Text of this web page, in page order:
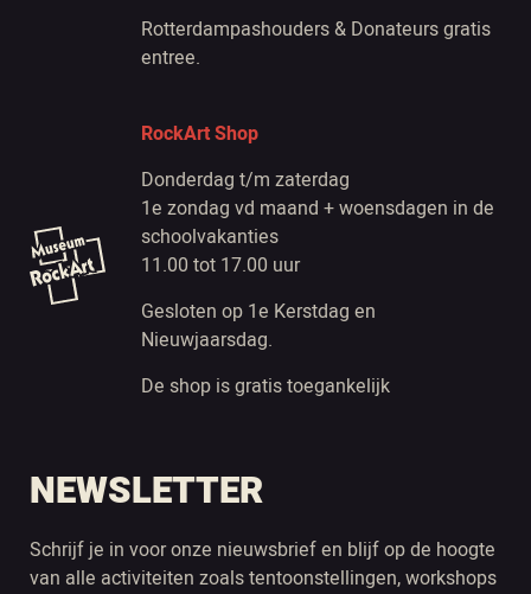
Rotterdampashouders & Donateurs gratis
entree.
RockArt Shop
Donderdag t/m zaterdag
1e zondag vd maand + woensdagen in de
schoolvakanties
11.00 tot 17.00 uur
Gesloten op 1e Kerstdag en
Nieuwjaarsdag.
De shop is gratis toegankelijk
NEWSLETTER
Schrijf je in voor onze nieuwsbrief en blijf op de hoogte
van alle activiteiten zoals tentoonstellingen, workshops